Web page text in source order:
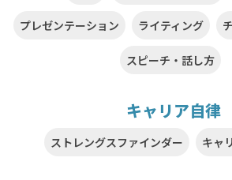
プレゼンテーション ライティング
スピーチ・話し方
キャリア自律
ストレングスファインダー キャ